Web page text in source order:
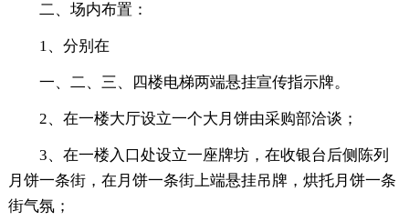
二、场内布置：
1、分别在
一、二、三、四楼电梯两端悬挂宣传指示牌。
2、在一楼大厅设立一个大月饼由采购部洽谈；
3、在一楼入口处设立一座牌坊，在收银台后侧陈列
月饼一条街，在月饼一条街上端悬挂吊牌，烘托月饼一条
街气氛；